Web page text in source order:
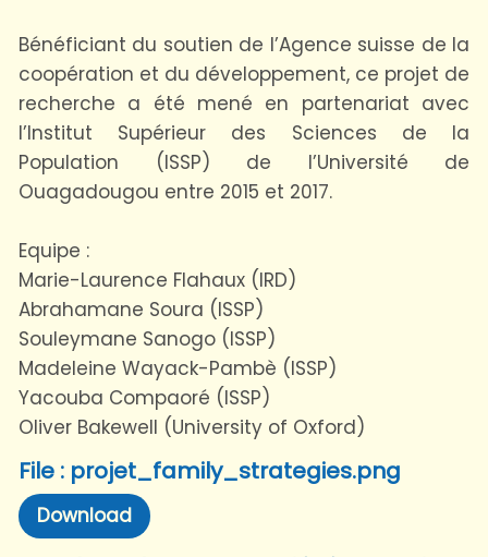
Bénéficiant du soutien de l’Agence suisse de la
coopération et du développement, ce projet de
recherche a été mené en partenariat avec
l’Institut Supérieur des Sciences de la
Population (ISSP) de l’Université de
Ouagadougou entre 2015 et 2017.
Equipe :
Marie-Laurence Flahaux (IRD)
Abrahamane Soura (ISSP)
Souleymane Sanogo (ISSP)
Madeleine Wayack-Pambè (ISSP)
Yacouba Compaoré (ISSP)
Oliver Bakewell (University of Oxford)
File : projet_family_strategies.png
Download